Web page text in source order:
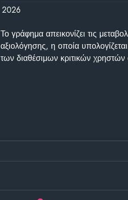
2026
Το γράφημα απεικονίζει τις
αξιολόγησης, η οποία
των διαθέσιμων κριτικών χρηστών